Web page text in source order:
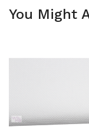
You Might